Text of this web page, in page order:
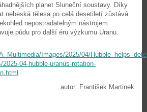
planet Sluneční soustavy. Díky
nebeská tělesa po celá desetiletí zůstává
nepostradatelným nástrojem
půdu pro další éru výzkumu Uranu.
Images/2025/04/
04-hubble-uranus-rotation-
autor: František Martinek